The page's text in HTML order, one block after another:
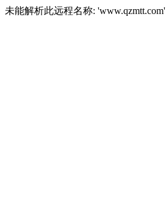
未能解析此远程名称: 'www.qzmtt.com'